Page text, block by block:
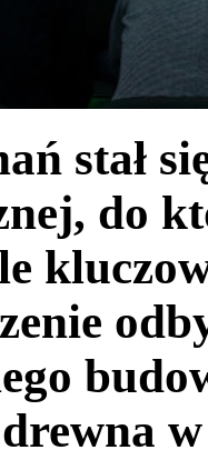
stał
do